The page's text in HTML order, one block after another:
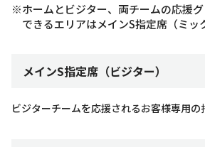
※ホームとビジター、両チームの応援
できるエリアはメインS指定席（ミッ
メインS指定席（ビジター）
ビジターチームを応援されるお客様専用の